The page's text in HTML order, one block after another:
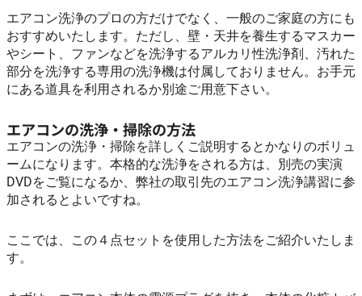
エアコン洗浄のプロの方だけでなく、一般のご家庭の方にも
おすすめいたします。ただし、壁・天井を養生するマスカー
やシート、ファンなどを洗浄するアルカリ性洗浄剤、汚れた
部分を洗浄する専用の洗浄機は付属しておりません。お手元
にある道具を利用されるか別途ご用意下さい。
エアコンの洗浄・掃除の方法
エアコンの洗浄・掃除を詳しくご説明するとかなりのボリュ
ームになります。本格的な洗浄をされる方は、別売の実演
DVDをご覧になるか、弊社の取引先のエアコン洗浄講習に参
加されるとよいですね。
ここでは、この４点セットを使用した方法をご紹介いたしま
す。